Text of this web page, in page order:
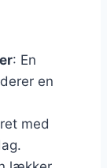
: En
en
med